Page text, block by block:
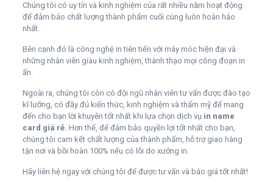
Chúng tôi có uy tín và kinh nghiệm của rất nhiều năm hoạt động
để đảm bảo chất lượng thành phẩm cuối cùng luôn hoàn hảo
nhất.
Bên cạnh đó là công nghệ in tiên tiến với máy móc hiện đại và
những nhân viên giàu kinh nghiệm, thành thạo mọi công đoạn in
ấn.
Ngoài ra, chúng tôi còn có đội ngũ nhân viên tư vấn được đào tạo
kĩ lưỡng, có đầy đủ kiến thức, kinh nghiệm và thẩm mỹ để mang
đến cho bạn lời khuyên tốt nhất khi lựa chọn dịch vụ in name
card giá rẻ. Hơn thế, để đảm bảo quyền lợi tốt nhất cho bạn,
chúng tôi cam kết chất lượng của thành phẩm, hỗ trợ giao hàng
tận nơi và bồi hoàn 100% nếu có lỗi do xưởng in.
Hãy liên hệ ngay với chúng tôi để được tư vấn và báo giá tốt nhất!